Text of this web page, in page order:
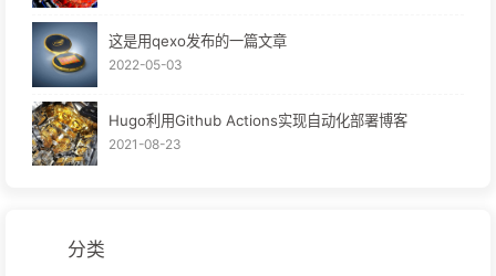
这是用qexo发布的一篇文章
2022-05-03
Hugo利用Github Actions实现自动化部署博客
2021-08-23
分类